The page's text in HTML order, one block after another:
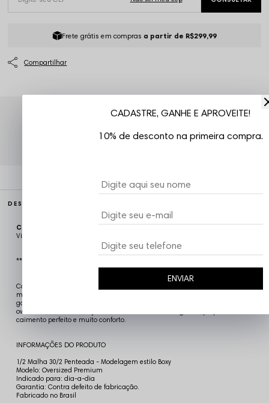
Frete grátis em compras a partir de R$299,99
DESCRIÇÃO COMPLETA
Código identificador (SKU):
Vizu07
*** MODELAGEM ESTILO BOXY (MAIS LARGA)
Camiseta Oversized Premium Chronic, fabricada com os melhores
materiais disponiveis no mercado, 1/2 Malha 30/2 Penteada, rerforçada
garante um conforto superior, a gola redonda careca, mangas curtas
oversized, costuras reforçadas, confeccionada em Algodão, proporcionando
caimento perfeito e muito conforto.
INFORMAÇÕES DO PRODUTO
1/2 Malha 30/2 Penteada - Modelagem estilo Boxy
Modelo: Oversized Premium
Indicado para: dia-a-dia
Garantia: Contra defeito de fabricação.
Fabricado no Brasil
CADASTRE, GANHE E APROVEITE!
10% de desconto na primeira compra.
ENVIAR